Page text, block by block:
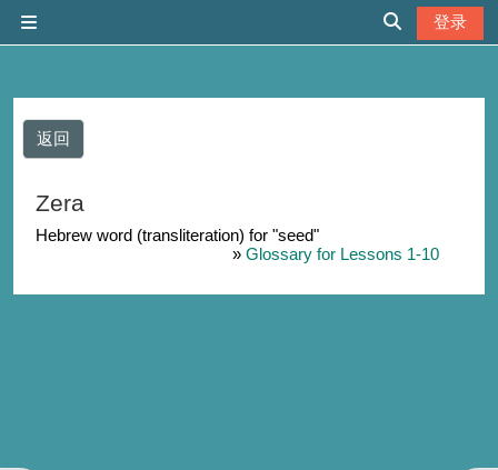
切换搜索输入
登录
返回
Zera
Hebrew word (transliteration) for "seed"
» Glossary for Lessons 1-10